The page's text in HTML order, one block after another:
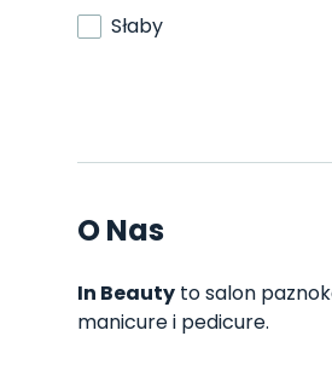
Słaby
O Nas
In Beauty to salon
manicure i pedicure.